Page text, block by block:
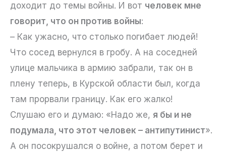
доходит до темы войны. И вот человек мне
говорит, что он против войны:
– Как ужасно, что столько погибает людей!
Что сосед вернулся в гробу. А на соседней
улице мальчика в армию забрали, так он в
плену теперь, в Курской области был, когда
там прорвали границу. Как его жалко!
Слушаю его и думаю: «Надо же, я бы и не
подумала, что этот человек – антипутинист».
А он посокрушался о войне, а потом берет и